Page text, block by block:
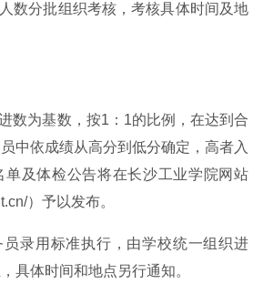
数分批组织考核，考核具体时间及地
数为基数，按1：1的比例，在达到合
中依成绩从高分到低分确定，高者入
单及体检公告将在长沙工业学院网站
）予以发布。
录用标准执行，由学校统一组织进
具体时间和地点另行通知。